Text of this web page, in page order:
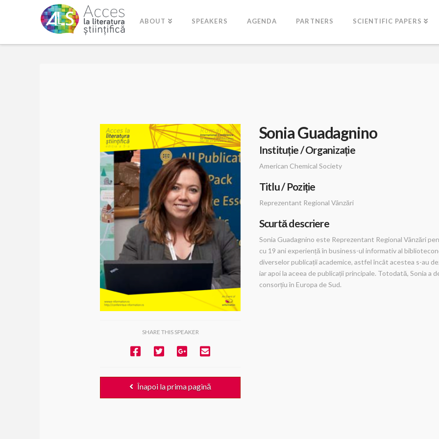
ABOUT SPEAKERS AGENDA PARTNERS SCIENTIFIC PAPERS
SHARE THIS SPEAKER
Înapoi la prima pagină
Sonia Guadagnino
Instituție / Organizație
American Chemical Society
Titlu / Poziție
Reprezentant Regional Vânzări
Scurtă descriere
Sonia Guadagnino este Reprezentant Regional Vânzări
cu 19 ani experiență în business-ul informativ al
diverselor publicații academice, astfel încât acestea s-au
iar apoi la aceea de publicații principale. Totodată, Sonia a
consorțiu în Europa de Sud.